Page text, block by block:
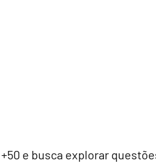
e busca explorar